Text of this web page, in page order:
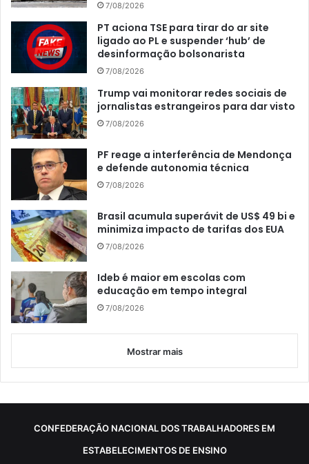
7/08/2026
PT aciona TSE para tirar do ar site
ligado ao PL e suspender ‘hub’ de
desinformação bolsonarista
7/08/2026
Trump vai monitorar redes sociais de
jornalistas estrangeiros para dar visto
7/08/2026
PF reage a interferência de Mendonça
e defende autonomia técnica
7/08/2026
Brasil acumula superávit de US$ 49 bi e
minimiza impacto de tarifas dos EUA
7/08/2026
Ideb é maior em escolas com
educação em tempo integral
7/08/2026
Mostrar mais
CONFEDERAÇÃO NACIONAL DOS TRABALHADORES EM
ESTABELECIMENTOS DE ENSINO